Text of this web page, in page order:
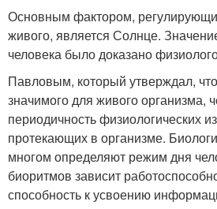
Основным фактором,
живого, является Солнце.
человека было доказано
Павловым, который утверждал,
значимого для живого организма,
периодичность физиологических
протекающих в организме.
многом определяют режим дня
биоритмов зависит
способность к усвоению